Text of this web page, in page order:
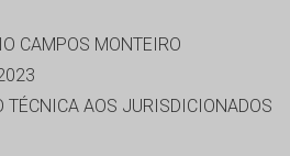
CAMPOS MONTEIRO
TÉCNICA AOS JURISDICIONADOS